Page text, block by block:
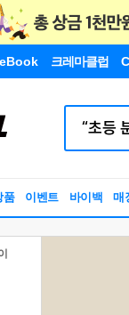
eBook 크레마클럽
품 이벤트 바이백 매